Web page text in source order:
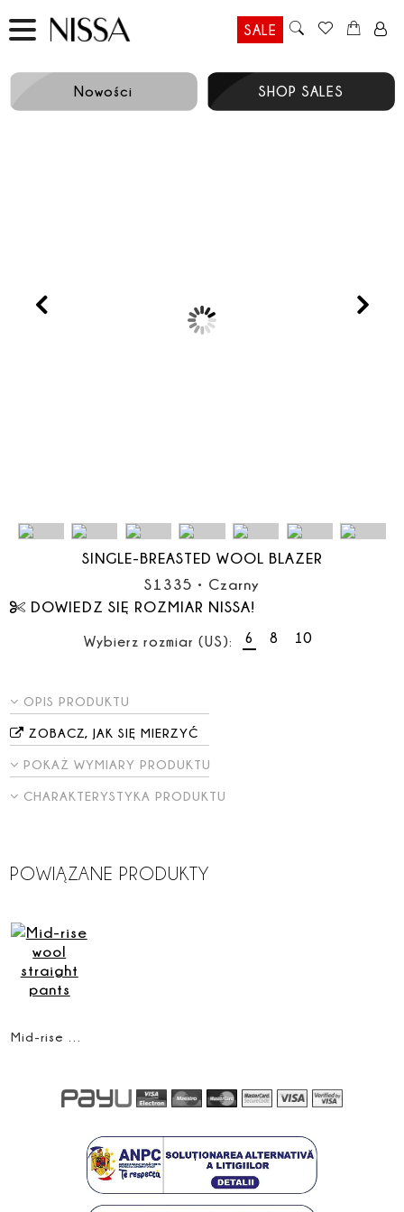
SALE
Nowości SHOP SALES
Prev
SINGLE-BREASTED WOOL BLAZER
S1335 • Czarny
DOWIEDZ SIĘ ROZMIAR NISSA!
Wybierz rozmiar (US): 6 8 10
OPIS PRODUKTU
ZOBACZ, JAK SIĘ MIERZYĆ
POKAŻ WYMIARY PRODUKTU
CHARAKTERYSTYKA PRODUKTU
POWIĄZANE PRODUKTY